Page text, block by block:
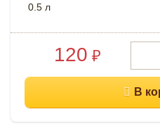
0.5 л
120 ₽